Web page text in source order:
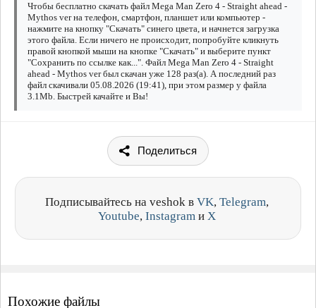
Чтобы бесплатно скачать файл Mega Man Zero 4 - Straight ahead -
Mythos ver на телефон, смартфон, планшет или компьютер -
нажмите на кнопку "Скачать" синего цвета, и начнется загрузка
этого файла. Если ничего не происходит, попробуйте кликнуть
правой кнопкой мыши на кнопке "Скачать" и выберите пункт
"Сохранить по ссылке как...". Файл Mega Man Zero 4 - Straight
ahead - Mythos ver был скачан уже 128 раз(а). А последний раз
файл скачивали 05.08.2026 (19:41), при этом размер у файла
3.1Mb. Быстрей качайте и Вы!
Поделиться
Подписывайтесь на veshok в VK, Telegram,
Youtube, Instagram и X
Похожие файлы